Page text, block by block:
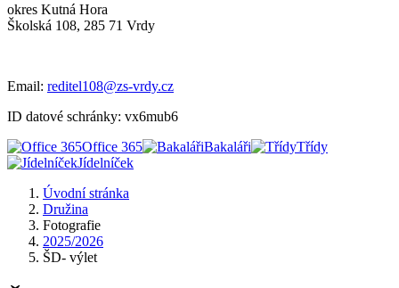
okres Kutná Hora
Školská 108, 285 71 Vrdy
Email: reditel108@zs-vrdy.cz
ID datové schránky: vx6mub6
Office 365
Bakaláři
Třídy
Jídelníček
Úvodní stránka
Družina
Fotografie
2025/2026
ŠD- výlet